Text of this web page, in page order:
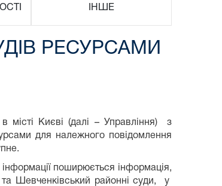
ІНШЕ
РЕСУРСАМИ
в місті Києві (далі – Управління) з
для належного повідомлення
поширюється інформація,
Шевченківський районні суди, у